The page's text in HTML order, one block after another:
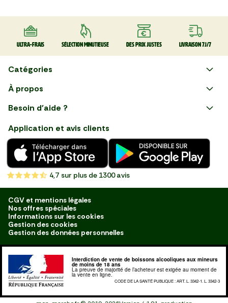
La Salade de gnocchi,
mozzarella et serrano
La Pinsa Burrata Pesto
Le Carpaccio de Boeuf
La Kafta sauce tahini 🇯🇴
La Salade de chou rouge
thaï au poulet
Le Club sandwich
Le Taboulé végétal
La Salade de haricots verts
La Tarte Fraîche au Thon
Le Poke bowl au saumon et
légumes croquants 🇺🇸
Ultra-frais Sélection minutieuse Des prix justes Livraison 7J/7
Catégories
Faire ses courses en ligne
Nouveautés
Fruits
Légumes
Boucherie
Charcuterie
Poissonnerie
Fromagerie
Crèmerie
Traiteur
Boulangerie
Épicerie Salée
À propos
et savoir-faire français en
choisissant notre service de
livraison de produits frais et
de qualité, livrés directement
chez vous. Une expérience
de courses en ligne pensée
pour vous.
Besoin d'aide ?
Application et avis clients
4,7 sur plus de 1300 avis
CGV et mentions légales
Nos offres spéciales
Informations sur les cookies
Gestion des cookies
Gestion des données personnelles
Interdiction de vente de boissons alcooliques aux mineurs
de moins de 18 ans
La preuve de majorité de l’acheteur est exigée au moment de
la vente en ligne.
CODE DE LA SANTÉ PUBLIQUE : ART. L. 3342-1. L. 3342-3